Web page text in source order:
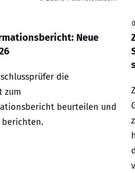
Neue
die
zum
beurteilen und
berichten.